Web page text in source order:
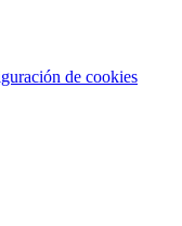
de cookies